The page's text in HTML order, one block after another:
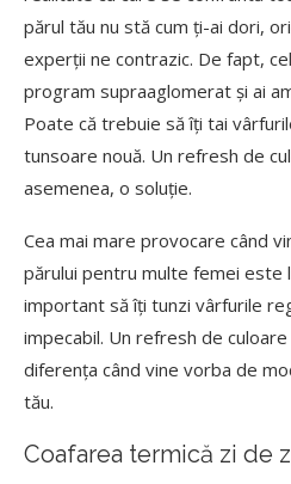
părul tău nu stă cum ți-ai dori,
experții ne contrazic. De fapt,
program supraaglomerat și ai
Poate că trebuie să îți tai
tunsoare nouă. Un refresh de
asemenea, o soluție.
Cea mai mare provocare când
părului pentru multe femei este
important să îți tunzi vârfurile
impecabil. Un refresh de
diferența când vine vorba de
tău.
Coafarea termică zi de